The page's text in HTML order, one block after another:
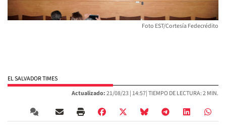
Foto EST/Cortesía Fedecrédito
EL SALVADOR TIMES
Actualizado:21/08/23 | 14:57| TIEMPO DE LECTURA: 2 MIN.